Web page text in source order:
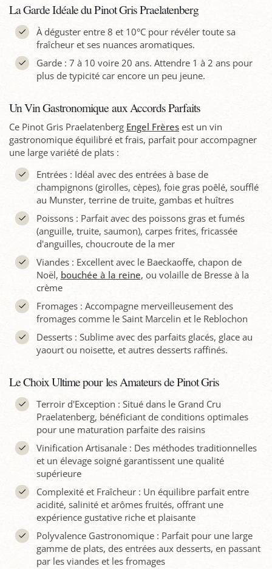
La Garde Idéale du Pinot Gris Praelatenberg
À déguster entre 8 et 10°C pour révéler toute sa
fraîcheur et ses nuances aromatiques.
Garde : 7 à 10 voire 20 ans. Attendre 1 à 2 ans pour
plus de typicité car encore un peu jeune.
Un Vin Gastronomique aux Accords Parfaits
Ce Pinot Gris Praelatenberg Engel Frères est un vin
gastronomique équilibré et frais, parfait pour accompagner
une large variété de plats :
Entrées : Idéal avec des entrées à base de
champignons (girolles, cèpes), foie gras poêlé, soufflé
au Munster, terrine de truite, gambas et huîtres
Poissons : Parfait avec des poissons gras et fumés
(anguille, truite, saumon), carpes frites, fricassée
d'anguilles, choucroute de la mer
Viandes : Excellent avec le Baeckaoffe, chapon de
Noël, bouchée à la reine, ou volaille de Bresse à la
crème
Fromages : Accompagne merveilleusement des
fromages comme le Saint Marcelin et le Reblochon
Desserts : Sublime avec des parfaits glacés, glace au
yaourt ou noisette, et autres desserts raffinés.
Le Choix Ultime pour les Amateurs de Pinot Gris
Terroir d'Exception : Situé dans le Grand Cru
Praelatenberg, bénéficiant de conditions optimales
pour une maturation parfaite des raisins
Vinification Artisanale : Des méthodes traditionnelles
et un élevage soigné garantissent une qualité
supérieure
Complexité et Fraîcheur : Un équilibre parfait entre
acidité, salinité et arômes fruités, offrant une
expérience gustative riche et plaisante
Polyvalence Gastronomique : Parfait pour une large
gamme de plats, des entrées aux desserts, en passant
par les viandes et les fromages